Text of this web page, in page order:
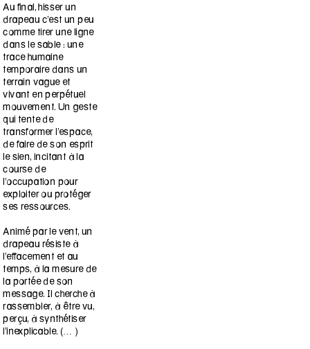
Au final, hisser un
drapeau c’est un peu
comme tirer une ligne
dans le sable : une
trace humaine
temporaire dans un
terrain vague et
vivant en perpétuel
mouvement. Un geste
qui tente de
transformer l’espace,
de faire de son esprit
le sien, incitant à la
course de
l’occupation pour
exploiter ou protéger
ses ressources.
Animé par le vent, un
drapeau résiste à
l’effacement et au
temps, à la mesure de
la portée de son
message. Il cherche à
rassembler, à être vu,
perçu, à synthétiser
l’inexplicable. (… )